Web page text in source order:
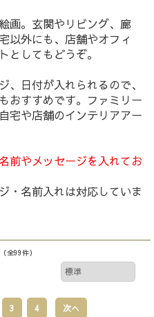
画。玄関やリビング、廊
以外にも、店舗やオフィ
としてもどうぞ。
、日付が入れられるので、
おすすめです。ファミリー
宅や店舗のインテリアアー
前やメッセージを入れてお
・名前入れは対応していま
（全99件）
3 4 次へ